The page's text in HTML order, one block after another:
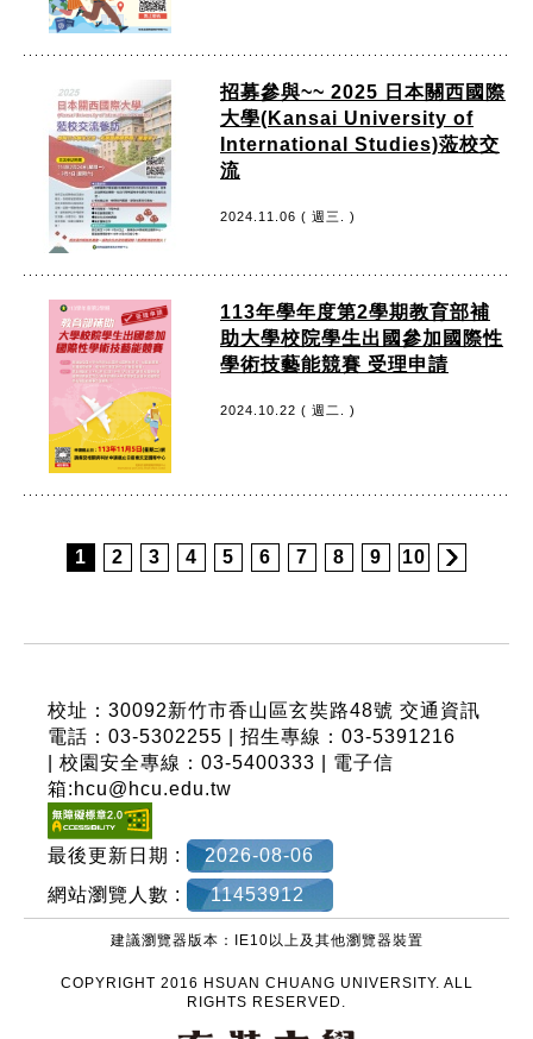
招募參與~~ 2025 日本關西國際
大學(Kansai University of
International Studies)蒞校交
流
2024.11.06 ( 週三. )
113年學年度第2學期教育部補
助大學校院學生出國參加國際性
學術技藝能競賽 受理申請
2024.10.22 ( 週二. )
1 2 3 4 5 6 7 8 9 10
校址：30092新竹市香山區玄奘路48號 交通資訊
電話：03-5302255 | 招生專線：03-5391216
| 校園安全專線：03-5400333 | 電子信
箱:hcu@hcu.edu.tw
最後更新日期 :
2026-08-06
網站瀏覽人數 :
11453912
建議瀏覽器版本：IE10以上及其他瀏覽器裝置
COPYRIGHT 2016 HSUAN CHUANG UNIVERSITY. ALL
RIGHTS RESERVED.